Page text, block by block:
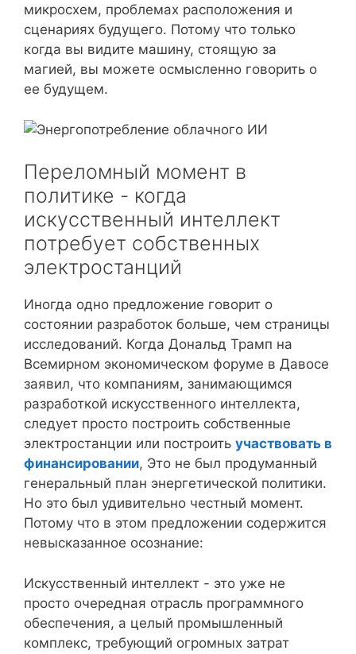
микросхем, проблемах расположения и
сценариях будущего. Потому что только
когда вы видите машину, стоящую за
магией, вы можете осмысленно говорить о
ее будущем.
Переломный момент в
политике - когда
искусственный интеллект
потребует собственных
электростанций
Иногда одно предложение говорит о
состоянии разработок больше, чем страницы
исследований. Когда Дональд Трамп на
Всемирном экономическом форуме в Давосе
заявил, что компаниям, занимающимся
разработкой искусственного интеллекта,
следует просто построить собственные
электростанции или построить участвовать в
финансировании, Это не был продуманный
генеральный план энергетической политики.
Но это был удивительно честный момент.
Потому что в этом предложении содержится
невысказанное осознание:
Искусственный интеллект - это уже не
просто очередная отрасль программного
обеспечения, а целый промышленный
комплекс, требующий огромных затрат